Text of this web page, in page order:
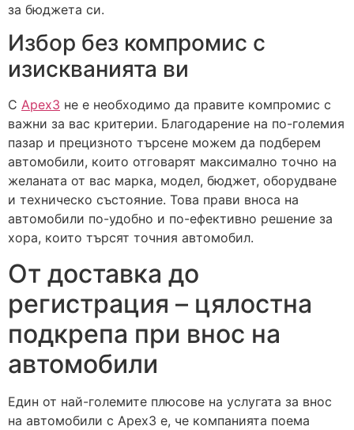
за бюджета си.
Избор без компромис с
изискванията ви
С Apex3 не е необходимо да правите компромис с
важни за вас критерии. Благодарение на по-големия
пазар и прецизното търсене можем да подберем
автомобили, които отговарят максимално точно на
желаната от вас марка, модел, бюджет, оборудване
и техническо състояние. Това прави вноса на
автомобили по-удобно и по-ефективно решение за
хора, които търсят точния автомобил.
От доставка до
регистрация – цялостна
подкрепа при внос на
автомобили
Един от най-големите плюсове на услугата за внос
на автомобили с Apex3 е, че компанията поема